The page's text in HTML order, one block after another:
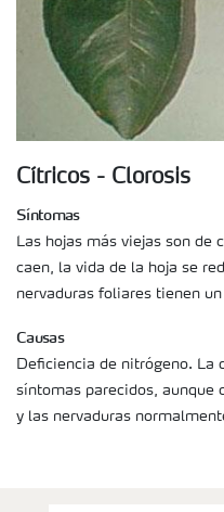
Cítricos - Clorosis
Síntomas
Las hojas más viejas son de
caen, la vida de la hoja se
nervaduras foliares tienen
Causas
Deficiencia de nitrógeno. La
síntomas parecidos, aunque
y las nervaduras